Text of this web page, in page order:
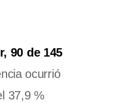
90 de 145
ocurrió
37,9 %